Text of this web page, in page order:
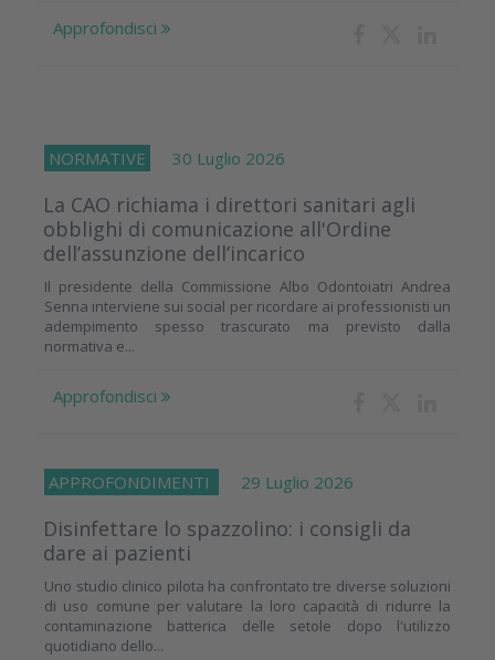
Approfondisci
NORMATIVE 30 Luglio 2026
La CAO richiama i direttori sanitari agli
obblighi di comunicazione all'Ordine
dell’assunzione dell’incarico
Il presidente della Commissione Albo Odontoiatri Andrea
Senna interviene sui social per ricordare ai professionisti un
adempimento spesso trascurato ma previsto dalla
normativa e...
Approfondisci
APPROFONDIMENTI 29 Luglio 2026
Disinfettare lo spazzolino: i consigli da
dare ai pazienti
Uno studio clinico pilota ha confrontato tre diverse soluzioni
di uso comune per valutare la loro capacità di ridurre la
contaminazione batterica delle setole dopo l'utilizzo
quotidiano dello...